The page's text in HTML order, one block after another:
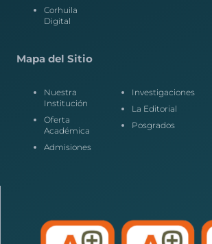
Corhuila
Digital
Mapa del Sitio
Nuestra
Institución
Oferta
Académica
Admisiones
Investigaciones
La Editorial
Posgrados